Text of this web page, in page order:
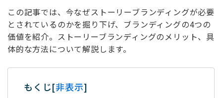
この記事では、今なぜストーリーブランディングが必要
とされているのかを掘り下げ、ブランディングの4つの
価値を紹介。ストーリーブランディングのメリット、具
体的な方法について解説します。
もくじ[非表示]